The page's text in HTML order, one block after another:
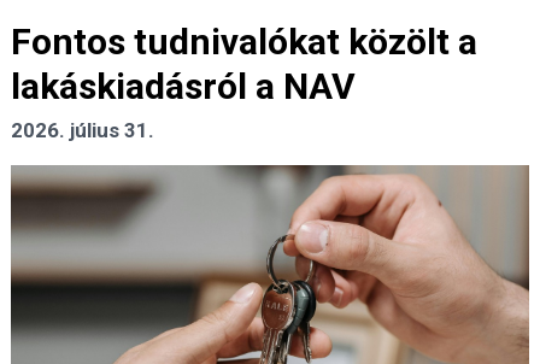
Fontos tudnivalókat közölt a
lakáskiadásról a NAV
2026. július 31.